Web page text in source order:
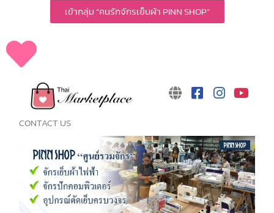
เข้ากลุ่ม “คนรักจักรเย็บผ้า PINN SHOP”
CONTACT US